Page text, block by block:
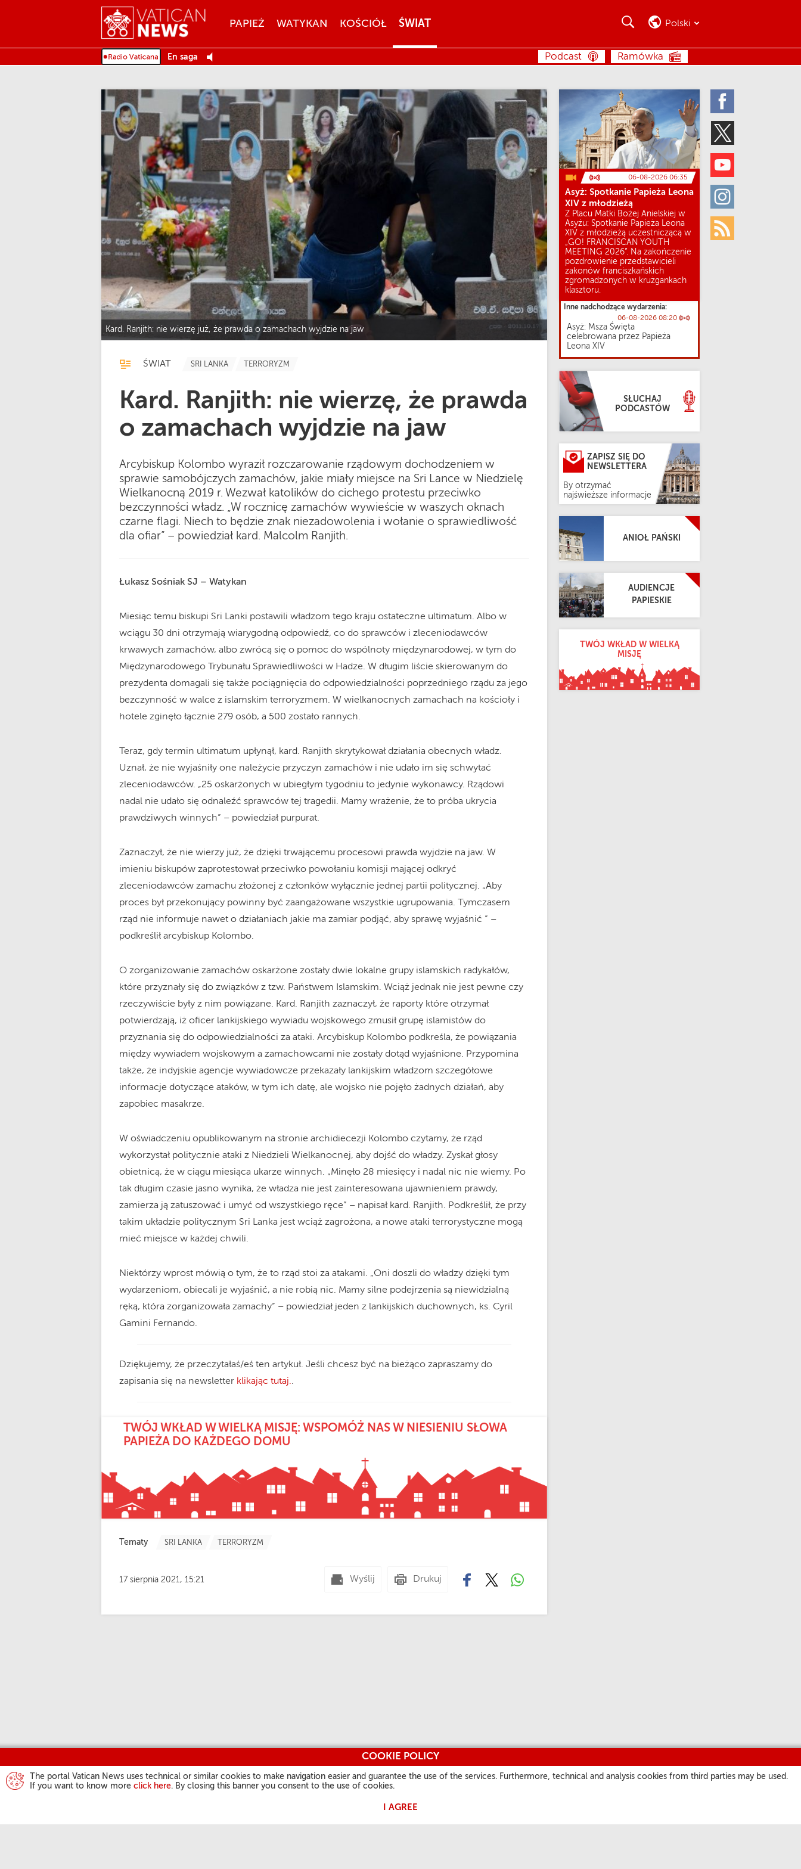
MENU
PAPIEŻ WATYKAN KOŚCIÓŁ ŚWIAT
Twitter
Youtube
Instagram
Rss
SZUKAJ Polski
COOKIE POLICY
The portal Vatican News uses technical or similar cookies to make navigation easier and guarantee the use of the services. Furthermore, technical and analysis cookies from third parties may be used.
If you want to know more click here. By closing this banner you consent to the use of cookies.
I AGREE
En saga Ramówka
Podcast
Kard. Ranjith: nie wierzę już, że prawda o zamachach wyjdzie na jaw
ŚWIAT SRI LANKA TERRORYZM
Kard. Ranjith: nie wierzę, że prawda
o zamachach wyjdzie na jaw
Arcybiskup Kolombo wyraził rozczarowanie rządowym dochodzeniem w
sprawie samobójczych zamachów, jakie miały miejsce na Sri Lance w Niedzielę
Wielkanocną 2019 r. Wezwał katolików do cichego protestu przeciwko
bezczynności władz. „W rocznicę zamachów wywieście w waszych oknach
czarne flagi. Niech to będzie znak niezadowolenia i wołanie o sprawiedliwość
dla ofiar” – powiedział kard. Malcolm Ranjith.
Łukasz Sośniak SJ – Watykan
Miesiąc temu biskupi Sri Lanki postawili władzom tego kraju ostateczne ultimatum. Albo w
wciągu 30 dni otrzymają wiarygodną odpowiedź, co do sprawców i zleceniodawców
krwawych zamachów, albo zwrócą się o pomoc do wspólnoty międzynarodowej, w tym do
Międzynarodowego Trybunału Sprawiedliwości w Hadze. W długim liście skierowanym do
prezydenta domagali się także pociągnięcia do odpowiedzialności poprzedniego rządu za jego
bezczynność w walce z islamskim terroryzmem. W wielkanocnych zamachach na kościoły i
hotele zginęło łącznie 279 osób, a 500 zostało rannych.
Teraz, gdy termin ultimatum upłynął, kard. Ranjith skrytykował działania obecnych władz.
Uznał, że nie wyjaśniły one należycie przyczyn zamachów i nie udało im się schwytać
zleceniodawców. „25 oskarżonych w ubiegłym tygodniu to jedynie wykonawcy. Rządowi
nadal nie udało się odnaleźć sprawców tej tragedii. Mamy wrażenie, że to próba ukrycia
prawdziwych winnych” – powiedział purpurat.
Zaznaczył, że nie wierzy już, że dzięki trwającemu procesowi prawda wyjdzie na jaw. W
imieniu biskupów zaprotestował przeciwko powołaniu komisji mającej odkryć
zleceniodawców zamachu złożonej z członków wyłącznie jednej partii politycznej. „Aby
proces był przekonujący powinny być zaangażowane wszystkie ugrupowania. Tymczasem
rząd nie informuje nawet o działaniach jakie ma zamiar podjąć, aby sprawę wyjaśnić ” –
podkreślił arcybiskup Kolombo.
O zorganizowanie zamachów oskarżone zostały dwie lokalne grupy islamskich radykałów,
które przyznały się do związków z tzw. Państwem Islamskim. Wciąż jednak nie jest pewne czy
rzeczywiście były z nim powiązane. Kard. Ranjith zaznaczył, że raporty które otrzymał
potwierdzają, iż oficer lankijskiego wywiadu wojskowego zmusił grupę islamistów do
przyznania się do odpowiedzialności za ataki. Arcybiskup Kolombo podkreśla, że powiązania
między wywiadem wojskowym a zamachowcami nie zostały dotąd wyjaśnione. Przypomina
także, że indyjskie agencje wywiadowcze przekazały lankijskim władzom szczegółowe
informacje dotyczące ataków, w tym ich datę, ale wojsko nie pojęło żadnych działań, aby
zapobiec masakrze.
W oświadczeniu opublikowanym na stronie archidiecezji Kolombo czytamy, że rząd
wykorzystał politycznie ataki z Niedzieli Wielkanocnej, aby dojść do władzy. Zyskał głosy
obietnicą, że w ciągu miesiąca ukarze winnych. „Minęło 28 miesięcy i nadal nic nie wiemy. Po
tak długim czasie jasno wynika, że władza nie jest zainteresowana ujawnieniem prawdy,
zamierza ją zatuszować i umyć od wszystkiego ręce” – napisał kard. Ranjith. Podkreślił, że przy
takim układzie politycznym Sri Lanka jest wciąż zagrożona, a nowe ataki terrorystyczne mogą
mieć miejsce w każdej chwili.
Niektórzy wprost mówią o tym, że to rząd stoi za atakami. „Oni doszli do władzy dzięki tym
wydarzeniom, obiecali je wyjaśnić, a nie robią nic. Mamy silne podejrzenia są niewidzialną
ręką, która zorganizowała zamachy” – powiedział jeden z lankijskich duchownych, ks. Cyril
Gamini Fernando.
Dziękujemy, że przeczytałaś/eś ten artykuł. Jeśli chcesz być na bieżąco zapraszamy do
zapisania się na newsletter klikając tutaj..
TWÓJ WKŁAD W WIELKĄ MISJĘ: WSPOMÓŻ NAS W NIESIENIU SŁOWA
PAPIEŻA DO KAŻDEGO DOMU
Tematy SRI LANKA TERRORYZM
17 sierpnia 2021, 15:21 Wyślij Drukuj
06-08-2026 06:35
Asyż: Spotkanie Papieża Leona
XIV z młodzieżą
Z Placu Matki Bożej Anielskiej w
Asyżu: Spotkanie Papieża Leona
XIV z młodzieżą uczestniczącą w
„GO! FRANCISCAN YOUTH
MEETING 2026”. Na zakończenie
pozdrowienie przedstawicieli
zakonów franciszkańskich
zgromadzonych w krużgankach
klasztoru.
Inne nadchodzące wydarzenia:
06-08-2026 08:20
Asyż: Msza Święta
celebrowana przez Papieża
Leona XIV
SŁUCHAJ
PODCASTÓW
ZAPISZ SIĘ DO
NEWSLETTERA
By otrzymać
najświeższe informacje
ANIOŁ PAŃSKI
AUDIENCJE
PAPIESKIE
TWÓJ WKŁAD W WIELKĄ
MISJĘ